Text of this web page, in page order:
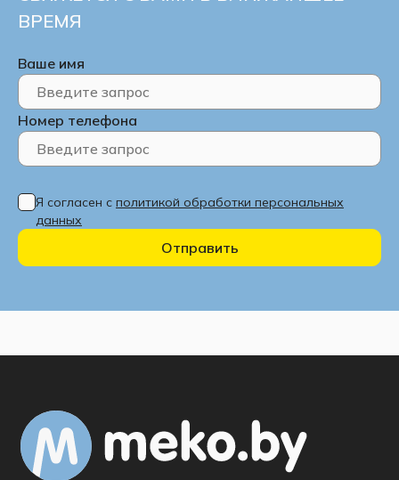
ВРЕМЯ
Ваше имя
Номер телефона
Я согласен с политикой обработки персональных
данных
Отправить